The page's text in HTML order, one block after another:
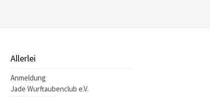
Allerlei
Anmeldung
Jade Wurftaubenclub e.V.